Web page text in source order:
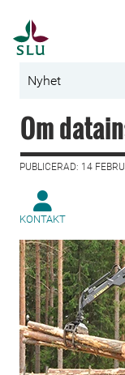
Nyhet
Om
PUBLICERAD: 14
KONTAKT